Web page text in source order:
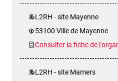
L2RH - site Mayenne
53100 Ville de Mayenne
Consulter la fiche de
L2RH - site Mamers